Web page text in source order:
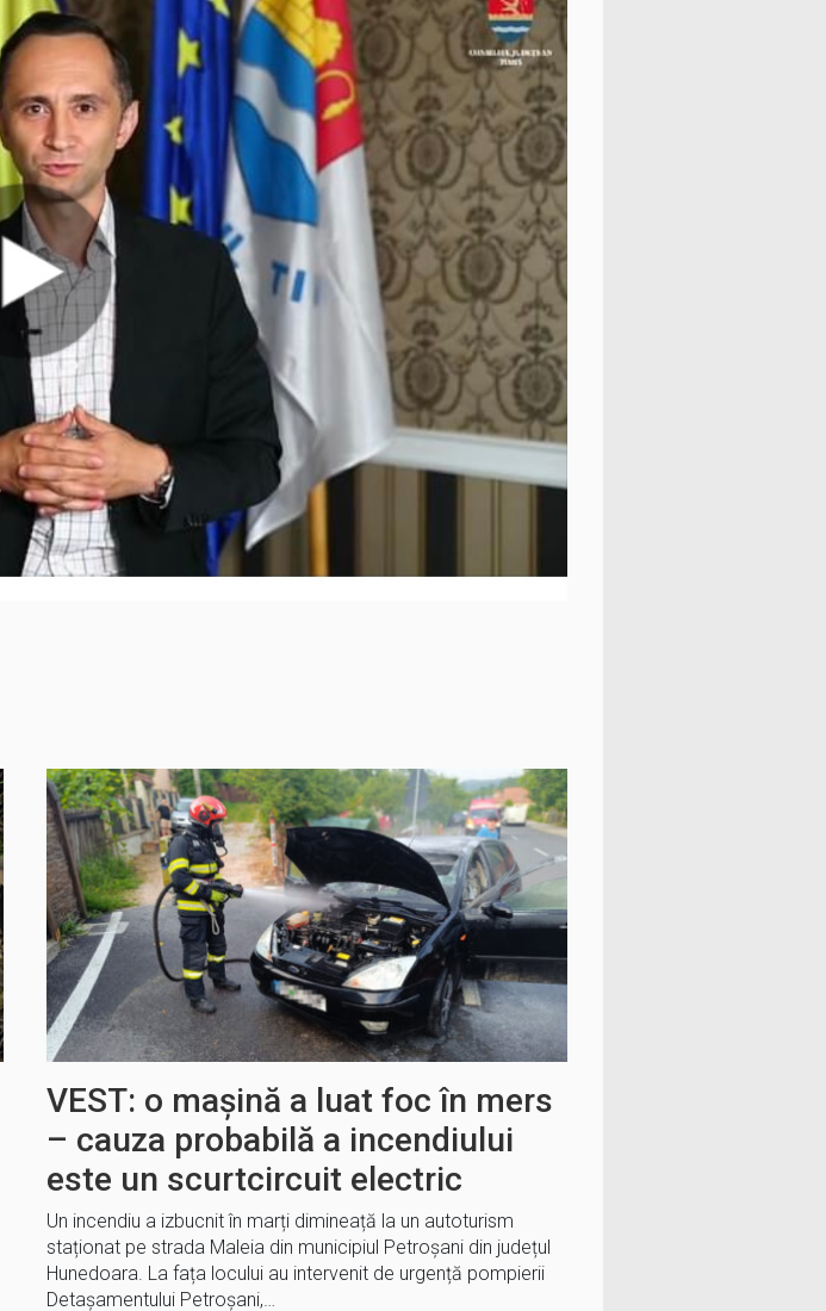
VEST: o mașină a luat foc în mers
– cauza probabilă a incendiului
este un scurtcircuit electric
Un incendiu a izbucnit în marți dimineață la un autoturism
staționat pe strada Maleia din municipiul Petroșani din județul
Hunedoara. La fața locului au intervenit de urgență pompierii
Detașamentului Petroșani,…